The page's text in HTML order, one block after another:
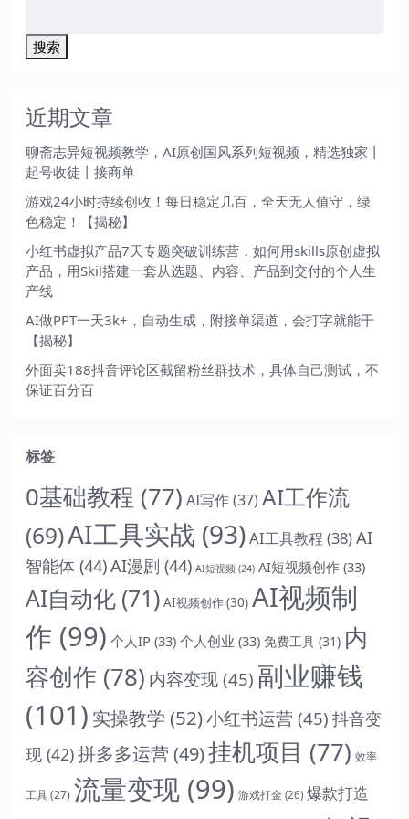
搜索
近期文章
聊斋志异短视频教学，AI原创国风系列短视频，精选独家丨
起号收徒丨接商单
游戏24小时持续创收！每日稳定几百，全天无人值守，绿
色稳定！【揭秘】
小红书虚拟产品7天专题突破训练营，如何用skills原创虚拟
产品，用Skil搭建一套从选题、内容、产品到交付的个人生
产线
AI做PPT一天3k+，自动生成，附接单渠道，会打字就能干
【揭秘】
外面卖188抖音评论区截留粉丝群技术，具体自己测试，不
保证百分百
标签
0基础教程 (77) AI写作(37)AI工作流
(69)AI工具实战 (93)AI工具教程 (38)AI
智能体 (44)AI漫剧 (44) AI短视频 (24) AI短视频创作 (33)
AI自动化 (71) AI视频创作(30) AI视频制
作 (99) 个人IP (33) 个人创业 (33) 免费工具 (31) 内
容创作 (78) 内容变现 (45) 副业赚钱
(101) 实操教学 (52)小红书运营 (45) 抖音变
现 (42)拼多多运营 (49)挂机项目 (77) 效率
工具(27) 流量变现 (99) 游戏打金 (26) 爆款打造